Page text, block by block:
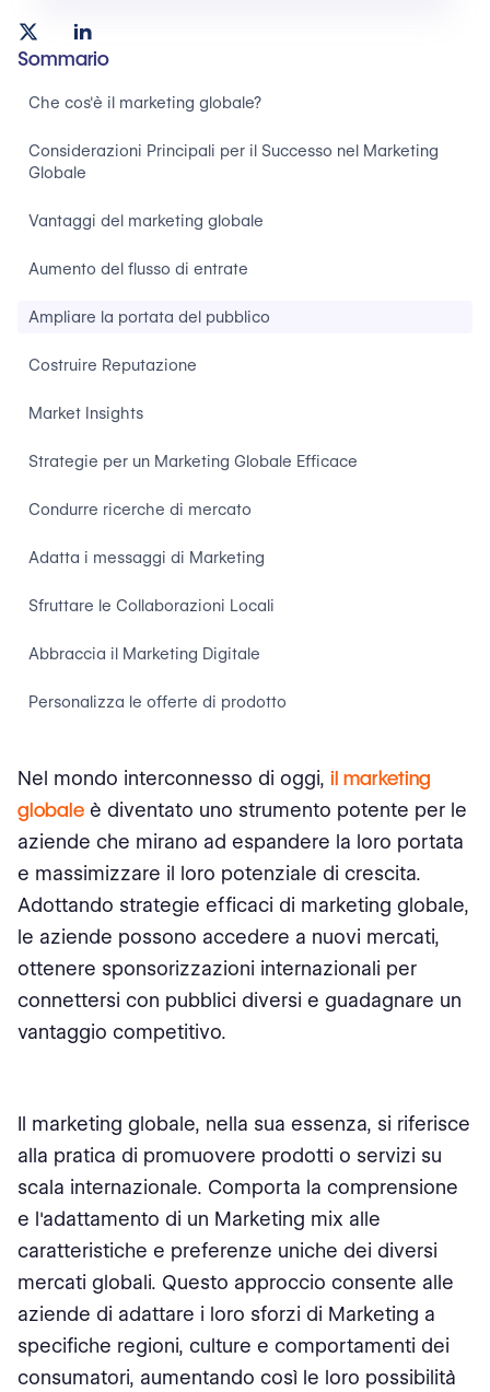
Sommario
Che cos'è il marketing globale?
Considerazioni Principali per il Successo nel Marketing
Globale
Vantaggi del marketing globale
Aumento del flusso di entrate
Ampliare la portata del pubblico
Costruire Reputazione
Market Insights
Strategie per un Marketing Globale Efficace
Condurre ricerche di mercato
Adatta i messaggi di Marketing
Sfruttare le Collaborazioni Locali
Abbraccia il Marketing Digitale
Personalizza le offerte di prodotto
Promuovere la Comunicazione Interculturale
Monitora e Misura le Prestazioni
Rimani agile e adattati
Misurare l'Impatto degli Sforzi di Marketing Globale
Stabilisci Obiettivi Chiari
Monitora i Principali Indicatori di Prestazione (KPIs)
Misura il Ritorno sull'Investimento (ROI)
Assicurati il successo globale del mercato con la nostra
innovativa piattaforma Bureau Works
Nel mondo interconnesso di oggi, il marketing
globale è diventato uno strumento potente per le
aziende che mirano ad espandere la loro portata
e massimizzare il loro potenziale di crescita.
Adottando strategie efficaci di marketing globale,
le aziende possono accedere a nuovi mercati,
ottenere sponsorizzazioni internazionali per
connettersi con pubblici diversi e guadagnare un
vantaggio competitivo.
Il marketing globale, nella sua essenza, si riferisce
alla pratica di promuovere prodotti o servizi su
scala internazionale. Comporta la comprensione
e l'adattamento di un Marketing mix alle
caratteristiche e preferenze uniche dei diversi
mercati globali. Questo approccio consente alle
aziende di adattare i loro sforzi di Marketing a
specifiche regioni, culture e comportamenti dei
consumatori, aumentando così le loro possibilità